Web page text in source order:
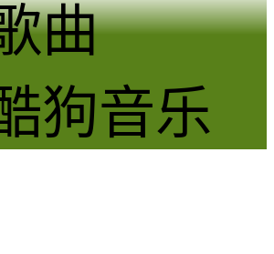
曲
狗音乐